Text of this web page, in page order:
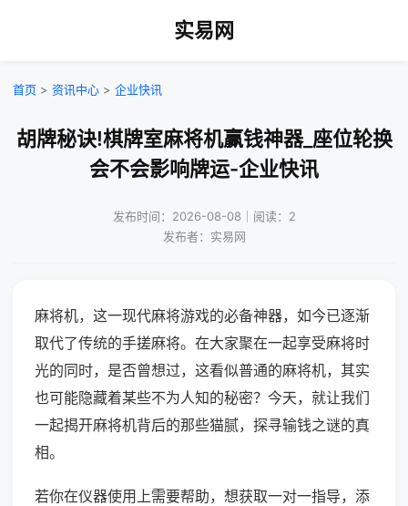
实易网
首页 > 资讯中心 > 企业快讯
胡牌秘诀!棋牌室麻将机赢钱神器_座位轮换
会不会影响牌运-企业快讯
发布时间：2026-08-08｜阅读：2
发布者：实易网
麻将机，这一现代麻将游戏的必备神器，如今已逐渐
取代了传统的手搓麻将。在大家聚在一起享受麻将时
光的同时，是否曾想过，这看似普通的麻将机，其实
也可能隐藏着某些不为人知的秘密？今天，就让我们
一起揭开麻将机背后的那些猫腻，探寻输钱之谜的真
相。
若你在仪器使用上需要帮助，想获取一对一指导，添